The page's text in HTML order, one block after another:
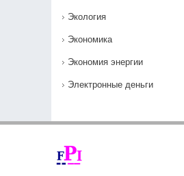
Экология
Экономика
Экономия энергии
Электронные деньги